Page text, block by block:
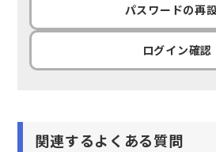
パスワードの再
ログイン確認
関連するよくある質問